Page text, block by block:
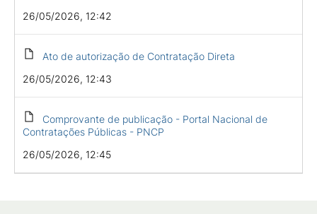
26/05/2026, 12:42
Ato de autorização de Contratação Direta
26/05/2026, 12:43
Comprovante de publicação - Portal Nacional de
Contratações Públicas - PNCP
26/05/2026, 12:45